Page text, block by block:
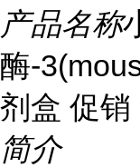
产品名称
酶-
剂盒 促销
简介